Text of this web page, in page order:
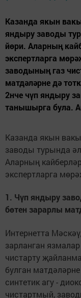
Казанда якын
яндыру заводы
йөри. Аларның
экспертларга
заводының газ
матдәләрне дә
2нче чүп яндыру
танышырга була.
Казанда якын
заводы турында
Аларның
экспертларга
1. Чүп яндыру
бөтен зарарлы
Интернетта
зарланган
чистарту
булган
синтетик агу -
чистартмый,